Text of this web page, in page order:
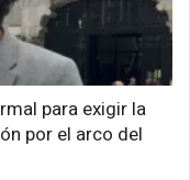
para exigir la
por el arco del